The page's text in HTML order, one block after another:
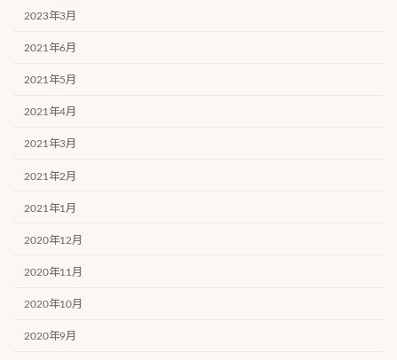
2023年3月
2021年6月
2021年5月
2021年4月
2021年3月
2021年2月
2021年1月
2020年12月
2020年11月
2020年10月
2020年9月